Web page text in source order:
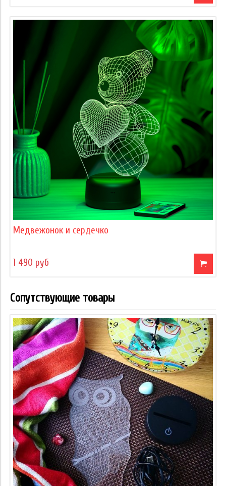
Медвежонок и сердечко
1 490 руб
Сопутствующие товары